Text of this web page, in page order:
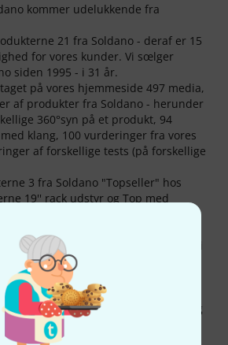
kommer udelukkende fra
21 fra Soldano - deraf er 15
for vores kunder. Vi sœlger
siden 1995 - i 31 år.
på vores hjemmeside 497 media,
af produkter fra Soldano - herunder
360°syn på et produkt, 94
klang, 100 vurderinger fra vores
af forskellige tests (på forskellige
3 fra Soldano "Topseller" hos
19'' rack udstyr og Top med
på deres produkter kun 2 års
tilsammen 3 års Thomann garanti
lidt bedre "kørende".
på produkter fra Soldano vores
garanti, 3 års garanti og ekstra
fagfolk, reperaturservice og
om producenten på